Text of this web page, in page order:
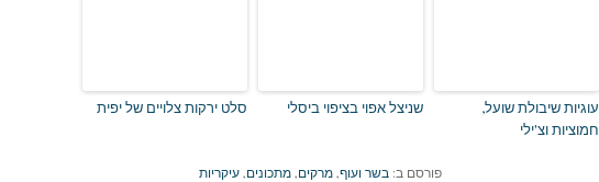
עוגיות שיבולת שועל,
חמוציות וצ'ילי
שניצל אפוי בציפוי ביסלי סלט ירקות צלויים של יפית
פורסם ב: בשר ועוף,מרקים,מתכונים,עיקריות